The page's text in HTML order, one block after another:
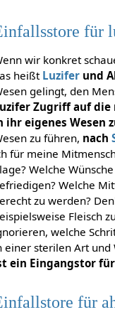
für
wir konkret
heißt Luzifer und
gelingt, den
Zugriff auf die
ihr eigenes Wesen
zu führen, nach
für meine
Welche
Welche
zu werden?
Fleisch
welche
einer sterilen Art
ein Eingangstor
für